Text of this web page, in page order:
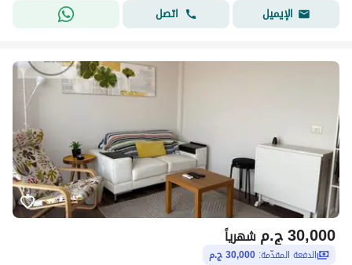
الإيميل
اتصل
ج.م30,000 شهرياً
الدفعة المقدّمة: 30,000 ج.م